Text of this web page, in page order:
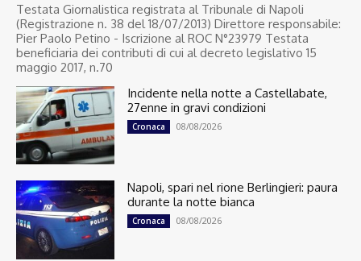
Testata Giornalistica registrata al Tribunale di Napoli
(Registrazione n. 38 del 18/07/2013) Direttore responsabile:
Pier Paolo Petino - Iscrizione al ROC N°23979 Testata
beneficiaria dei contributi di cui al decreto legislativo 15
maggio 2017, n.70
Incidente nella notte a Castellabate,
27enne in gravi condizioni
Cronaca 08/08/2026
Napoli, spari nel rione Berlingieri: paura
durante la notte bianca
Cronaca 08/08/2026